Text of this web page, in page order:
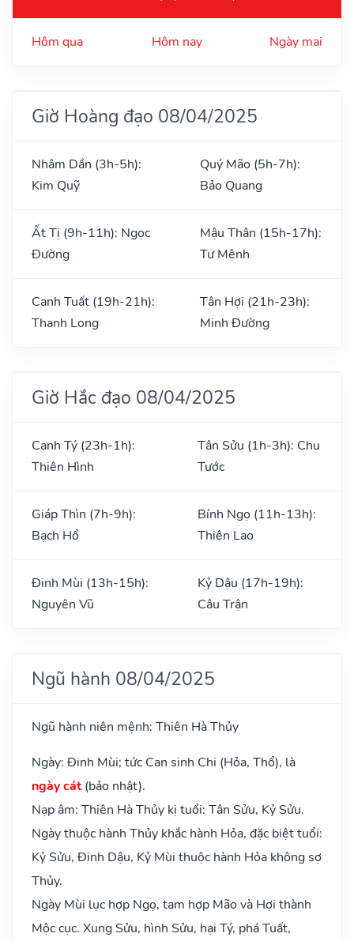
Hôm qua Hôm nay Ngày mai
Giờ Hoàng đạo 08/04/2025
Nhâm Dần (3h-5h):
Kim Quỹ
Quý Mão (5h-7h):
Bảo Quang
Ất Tị (9h-11h): Ngọc
Đường
Mậu Thân (15h-17h):
Tư Mệnh
Canh Tuất (19h-21h):
Thanh Long
Tân Hợi (21h-23h):
Minh Đường
Giờ Hắc đạo 08/04/2025
Canh Tý (23h-1h):
Thiên Hình
Tân Sửu (1h-3h): Chu
Tước
Giáp Thìn (7h-9h):
Bạch Hổ
Bính Ngọ (11h-13h):
Thiên Lao
Đinh Mùi (13h-15h):
Nguyên Vũ
Kỷ Dậu (17h-19h):
Câu Trận
Ngũ hành 08/04/2025
Ngũ hành niên mệnh: Thiên Hà Thủy
Ngày: Đinh Mùi; tức Can sinh Chi (Hỏa, Thổ), là
ngày cát(bảo nhật).
Nạp âm: Thiên Hà Thủy kị tuổi: Tân Sửu, Kỷ Sửu.
Ngày thuộc hành Thủy khắc hành Hỏa, đặc biệt tuổi:
Kỷ Sửu, Đinh Dậu, Kỷ Mùi thuộc hành Hỏa không sợ
Thủy.
Ngày Mùi lục hợp Ngọ, tam hợp Mão và Hợi thành
Mộc cục. Xung Sửu, hình Sửu, hại Tý, phá Tuất,